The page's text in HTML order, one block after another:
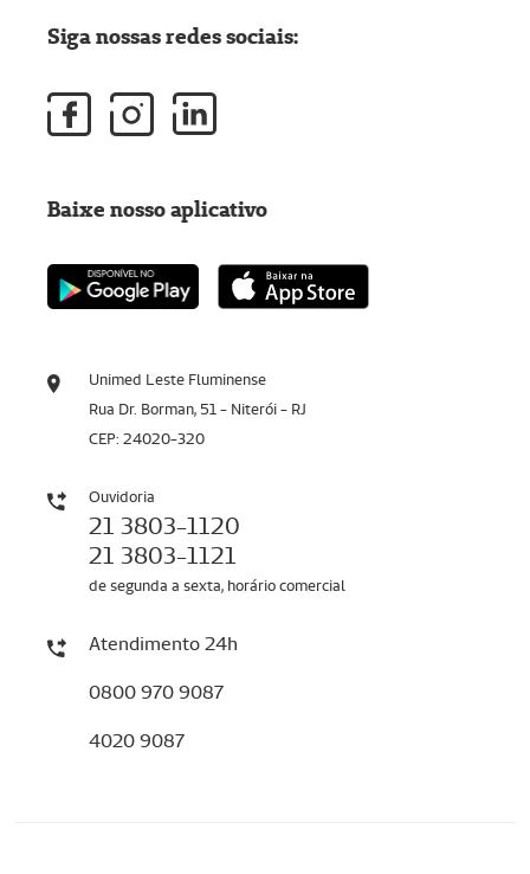
Unimed Leste Fluminense
Rua Dr. Borman, 51 - Niterói - RJ
CEP: 24020-320
Ouvidoria
21 3803-1120
21 3803-1121
de segunda a sexta, horário comercial
Atendimento 24h
0800 970 9087
4020 9087
Siga nossas redes sociais:
Baixe nosso aplicativo